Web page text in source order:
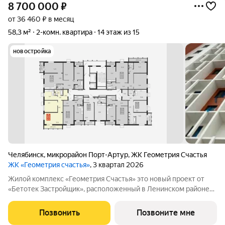
8 700 000 ₽
от 36 460 ₽ в месяц
58,3 м²
2-комн. квартира 14 этаж из 15
новостройка
Челябинск, микрорайон Порт-Артур,ЖК Геометрия Счастья
ЖК «Геометрия счастья», 3 квартал 2026
Жилой комплекс «Геометрия Счастья» это новый проект от
«Бетотек Застройщик», расположенный в Ленинском районе
этажный дом комфорт-класса из трехслойных панелей завода
«Бетотек». В доме
Позвонить Позвоните мне